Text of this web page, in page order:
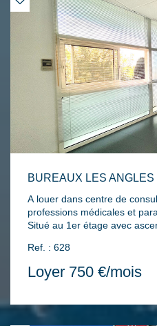
BUREAUX LES ANGLES
A louer dans centre de
professions médicales et
Situé au 1er étage avec
1er septembre.
Ref. : 628
Loyer 750 €/mois